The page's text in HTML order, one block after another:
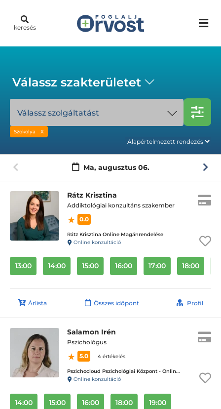
keresés
Válassz szakterületet
Válassz szolgáltatást
Szokolya
Ma, augusztus 06.
Rátz Krisztina
Addiktológiai konzultáns szakember
0.0
Rátz Krisztina Online Magánrendelése
Online konzultáció
13:00 14:00 15:00 16:00 17:00 18:00
Árlista Összes időpont Profil
Salamon Irén
Pszichológus
5.0
4 értékelés
Pszichocloud Pszichológiai Központ - Online ügyfélfogadás
Online konzultáció
14:00 15:00 16:00 18:00 19:00